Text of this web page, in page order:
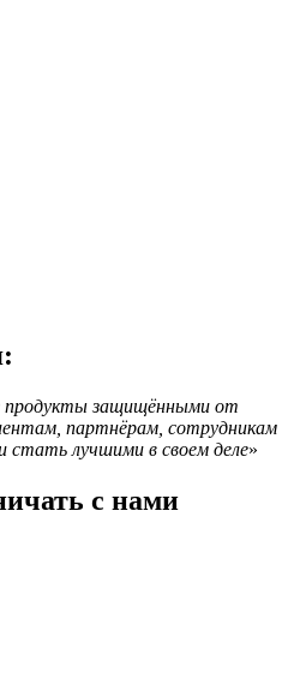
продукты защищёнными от
партнёрам, сотрудникам
стать лучшими в своем деле»
с нами